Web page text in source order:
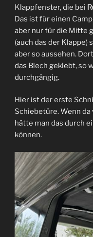
Klappfenster, die bei
Das ist für einen
aber nur für die Mitte
(auch das der Klappe)
aber so aussehen.
das Blech geklebt, so
durchgängig.
Hier ist der erste
Schiebetüre. Wenn
hätte man das durch
können.